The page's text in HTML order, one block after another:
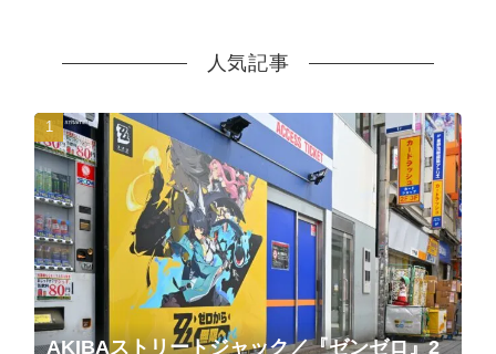
人気記事
AKIBAストリートジャック／『ゼンゼロ』2